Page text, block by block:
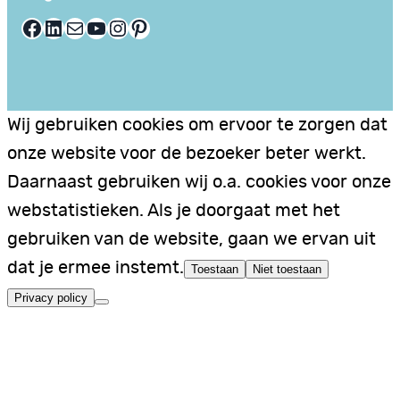
Facebook LinkedIn E-mail YouTube InstagramPinterest
Wij gebruiken cookies om ervoor te zorgen dat
onze website voor de bezoeker beter werkt.
Daarnaast gebruiken wij o.a. cookies voor onze
webstatistieken. Als je doorgaat met het
gebruiken van de website, gaan we ervan uit
dat je ermee instemt. Toestaan Niet toestaan
Privacy policy